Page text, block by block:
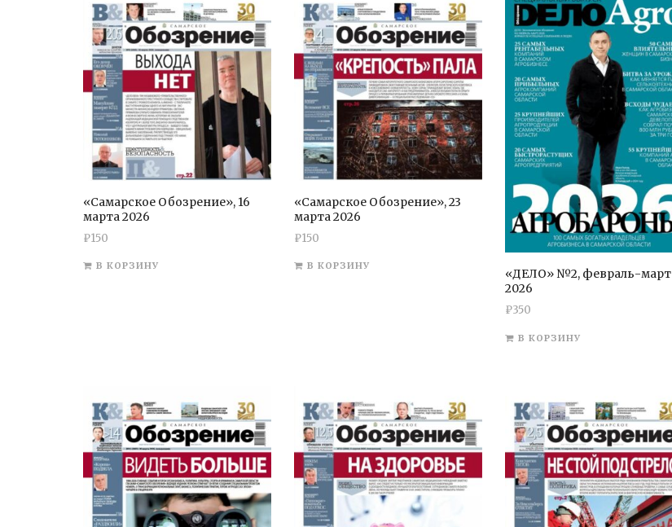
«Самарское Обозрение», 16
марта 2026
₽150
В КОРЗИНУ
«Самарское Обозрение», 23
марта 2026
₽150
В КОРЗИНУ
«ДЕЛО» №2, февраль-март
2026
₽350
В КОРЗИНУ